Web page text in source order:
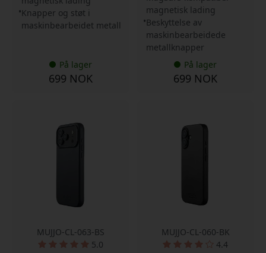
Knapper og støt i
maskinbearbeidet metall
På lager
699 NOK
magnetisk lading
Beskyttelse av
maskinbearbeidede
metallknapper
På lager
699 NOK
MUJJO-CL-063-BS
5.0
MUJJO-CL-060-BK
4.4